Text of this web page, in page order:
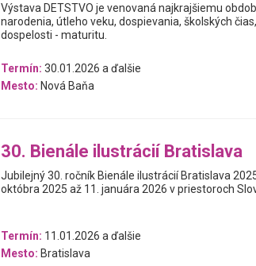
Výstava DETSTVO je venovaná najkrajšiemu
narodenia, útleho veku, dospievania, školských
dospelosti - maturitu.
Termín: 30.01.2026 a ďalšie
Mesto: Nová Baňa
30. Bienále ilustrácií Bratislava
Jubilejný 30. ročník Bienále ilustrácií Bratislava
októbra 2025 až 11. januára 2026 v priestoroch
Termín: 11.01.2026 a ďalšie
Mesto: Bratislava